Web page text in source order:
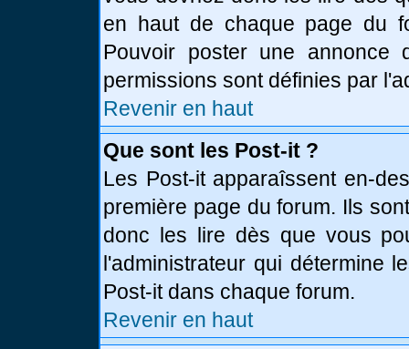
en haut de chaque page du
Pouvoir poster une annonce
permissions sont définies par
Revenir en haut
Que sont les Post-it ?
Les Post-it apparaîssent en-
première page du forum. Ils
donc les lire dès que vous
l'administrateur qui détermine
Post-it dans chaque forum.
Revenir en haut